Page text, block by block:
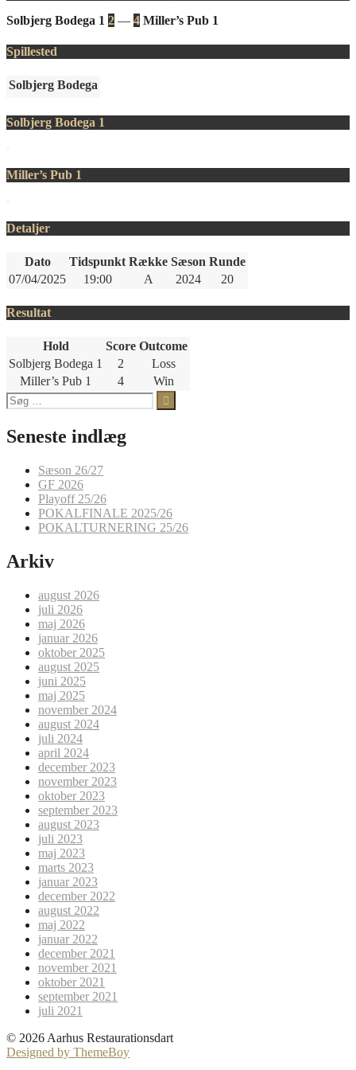
Solbjerg Bodega 1 2 — 4 Miller’s Pub 1
Spillested
Solbjerg Bodega
Solbjerg Bodega 1
Miller’s Pub 1
Detaljer
Dato Tidspunkt Række Sæson Runde
07/04/2025
19:00 A 2024 20
Resultat
Hold Score Outcome
Solbjerg Bodega 1
2
Loss
Miller’s Pub 1
4
Win
Søg
efter:
Seneste indlæg
Sæson 26/27
GF 2026
Playoff 25/26
POKALFINALE 2025/26
POKALTURNERING 25/26
Arkiv
august 2026
juli 2026
maj 2026
januar 2026
oktober 2025
august 2025
juni 2025
maj 2025
november 2024
august 2024
juli 2024
april 2024
december 2023
november 2023
oktober 2023
september 2023
august 2023
juli 2023
maj 2023
marts 2023
januar 2023
december 2022
august 2022
maj 2022
januar 2022
december 2021
november 2021
oktober 2021
september 2021
juli 2021
© 2026 Aarhus Restaurationsdart
Designed by ThemeBoy